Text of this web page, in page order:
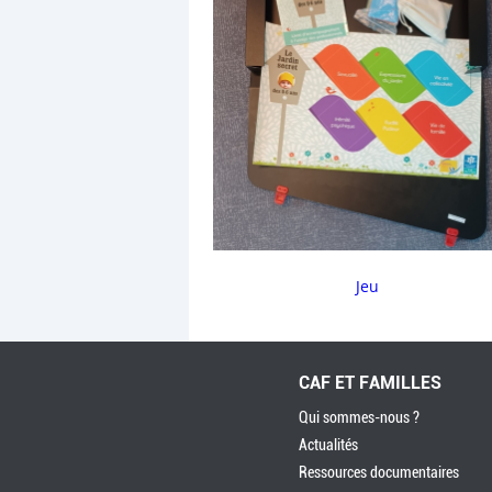
Jeu
CAF ET FAMILLES
Qui sommes-nous ?
Actualités
Ressources documentaires